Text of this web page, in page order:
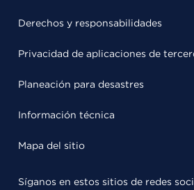
Derechos y responsabilidades
Privacidad de aplicaciones de
Planeación para desastres
Información técnica
Mapa del sitio
Síganos en estos sitios de redes